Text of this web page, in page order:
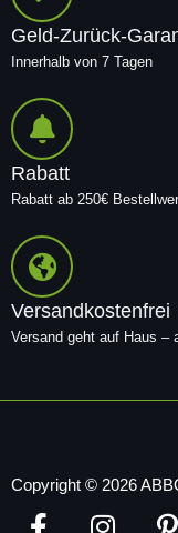
Geld-Zurück-
Innerhalb von 7 Tagen
Rabatt
Rabatt ab 250€
Versandkostenfrei
Versand geht auf Haus –
Copyright © 2026
F
I
P